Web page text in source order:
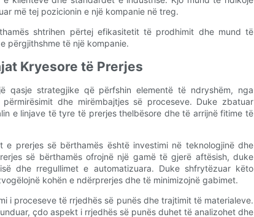
më tej pozicionin e një kompanie në treg.
shtrihen përtej efikasitetit të prodhimit dhe mund të
përgjithshme të një kompanie.
Kryesore të Prerjes
qasje strategjike që përfshin elementë të ndryshëm, nga
dhe mirëmbajtjes së proceseve. Duke zbatuar
e linjave të tyre të prerjes thelbësore dhe të arrijnë fitime të
prerjes së bërthamës është investimi në teknologjinë dhe
së bërthamës ofrojnë një gamë të gjerë aftësish, duke
dhe rregullimet e automatizuara. Duke shfrytëzuar këto
kohën e ndërprerjes dhe të minimizojnë gabimet.
i proceseve të rrjedhës së punës dhe trajtimit të materialeve.
çdo aspekt i rrjedhës së punës duhet të analizohet dhe